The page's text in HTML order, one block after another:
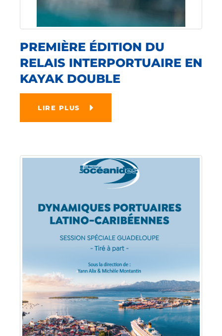
PREMIÈRE ÉDITION DU
RELAIS INTERPORTUAIRE EN
KAYAK DOUBLE
LIRE PLUS